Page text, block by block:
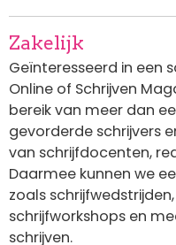
Zakelijk
Geïnteresseerd in een
Online of Schrijven
bereik van meer dan
gevorderde schrijvers
van schrijfdocenten,
Daarmee kunnen we
zoals
schrijfworkshops en
schrijven.